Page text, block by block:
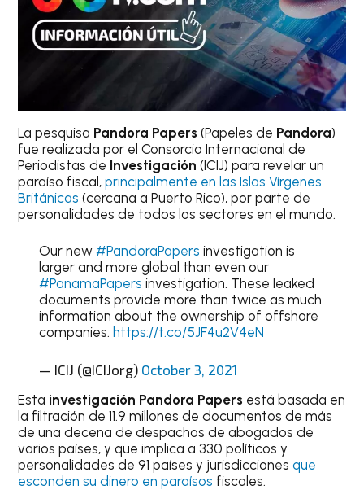
La pesquisa Pandora Papers (Papeles de Pandora)
fue realizada por el Consorcio Internacional de
Periodistas de Investigación (ICIJ) para revelar un
paraíso fiscal,principalmente en las Islas Vírgenes
Británicas (cercana a Puerto Rico), por parte de
personalidades de todos los sectores en el mundo.
Our new #PandoraPapers investigation is
larger and more global than even our
#PanamaPapers investigation. These leaked
documents provide more than twice as much
information about the ownership of offshore
companies. https://t.co/5JF4u2V4eN
— ICIJ (@ICIJorg) October 3, 2021
Esta investigación Pandora Papers está basada en
la filtración de 11.9 millones de documentos de más
de una decena de despachos de abogados de
varios países, y que implica a 330 políticos y
personalidades de 91 países y jurisdiccionesque
esconden su dinero en paraísos fiscales.